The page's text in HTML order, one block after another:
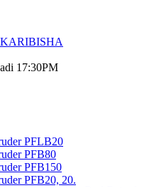
17:30PM
PFLB20
PFB80
PFB150
PFB20, 20.